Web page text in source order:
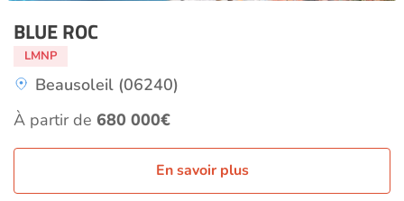
BLUE ROC
LMNP
Beausoleil (06240)
À partir de 680 000€
En savoir plus